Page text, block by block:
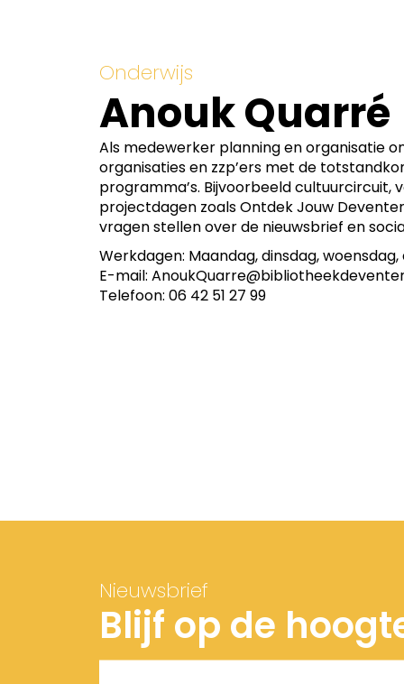
Onderwijs
Anouk Quarré
Als medewerker planning en organisatie
organisaties en zzp’ers met de
programma’s. Bijvoorbeeld cultuurcircuit,
projectdagen zoals Ontdek Jouw
vragen stellen over de nieuwsbrief en
Werkdagen: Maandag, dinsdag,
E-mail:
Telefoon: 06 42 51 27 99
Nieuwsbrief
Blijf op de